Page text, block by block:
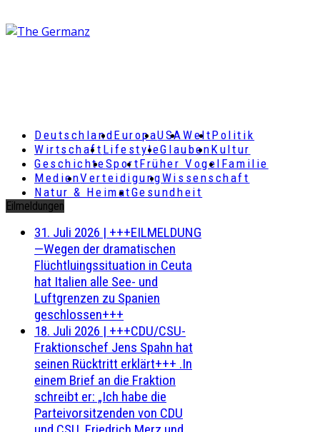
DeutschlandEuropaUSAWeltPolitik
Wirtschaft LifestyleGlaubenKultur
GeschichteSportFrüher Vogel Familie
MedienVerteidigungWissenschaft
Natur & HeimatGesundheit
Eilmeldungen
31. Juli 2026 | +++EILMELDUNG
—Wegen der dramatischen
Flüchtluingssituation in Ceuta
hat Italien alle See- und
Luftgrenzen zu Spanien
geschlossen+++
18. Juli 2026 | +++CDU/CSU-
Fraktionschef Jens Spahn hat
seinen Rücktritt erklärt+++ .In
einem Brief an die Fraktion
schreibt er: „Ich habe die
Parteivorsitzenden von CDU